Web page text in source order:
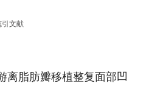
引文献
离脂肪瓣移植整复面部凹